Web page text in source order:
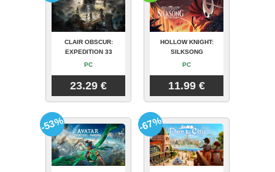
CLAIR OBSCUR:
EXPEDITION 33
PC
23.29 €
HOLLOW KNIGHT:
SILKSONG
PC
11.99 €
-53% -67%